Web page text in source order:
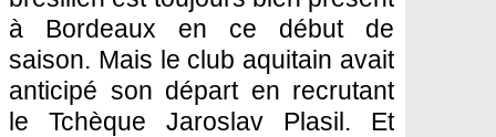
à Bordeaux en ce début de
saison. Mais le club aquitain avait
anticipé son départ en recrutant
le Tchèque Jaroslav Plasil. Et